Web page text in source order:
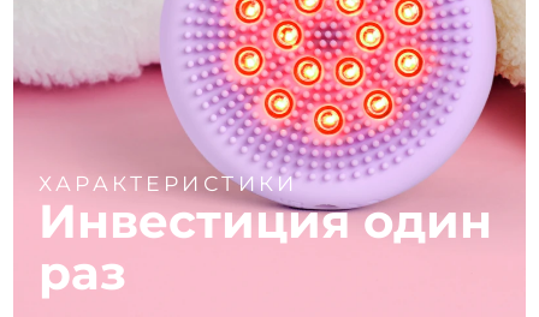
ХАРАКТЕРИСТИКИ
Инвестиция один
раз